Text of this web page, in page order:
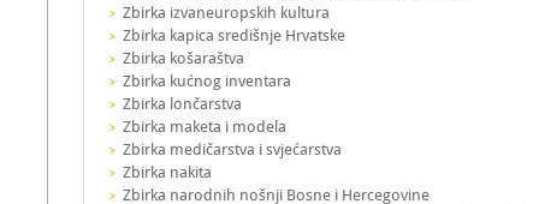
Zbirka izvaneuropskih kultura
Zbirka kapica središnje Hrvatske
Zbirka košaraštva
Zbirka kućnog inventara
Zbirka lončarstva
Zbirka maketa i modela
Zbirka medičarstva i svjećarstva
Zbirka nakita
Zbirka narodnih nošnji Bosne i Hercegovine